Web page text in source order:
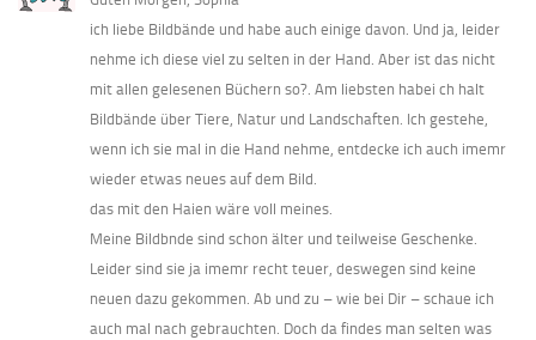
ich liebe Bildbände und habe auch einige davon. Und ja, leider
nehme ich diese viel zu selten in der Hand. Aber ist das nicht
mit allen gelesenen Büchern so?. Am liebsten habei ch halt
Bildbände über Tiere, Natur und Landschaften. Ich gestehe,
wenn ich sie mal in die Hand nehme, entdecke ich auch imemr
wieder etwas neues auf dem Bild.
das mit den Haien wäre voll meines.
Meine Bildbnde sind schon älter und teilweise Geschenke.
Leider sind sie ja imemr recht teuer, deswegen sind keine
neuen dazu gekommen. Ab und zu – wie bei Dir – schaue ich
auch mal nach gebrauchten. Doch da findes man selten was